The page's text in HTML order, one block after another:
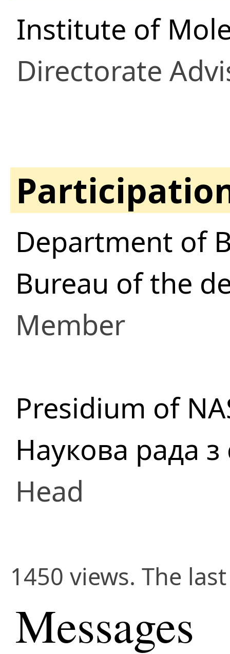
Institute of
Directorate
Department of
Bureau of the
Member
Presidium of
Наукова рада з
Head
1450 views. The
Messages